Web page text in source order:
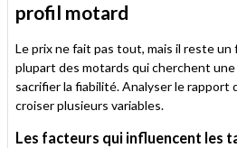
profil motard
Le prix ne fait pas tout, mais il reste
plupart des motards qui cherchent
sacrifier la fiabilité. Analyser le rapport
croiser plusieurs variables.
Les facteurs qui influencent les